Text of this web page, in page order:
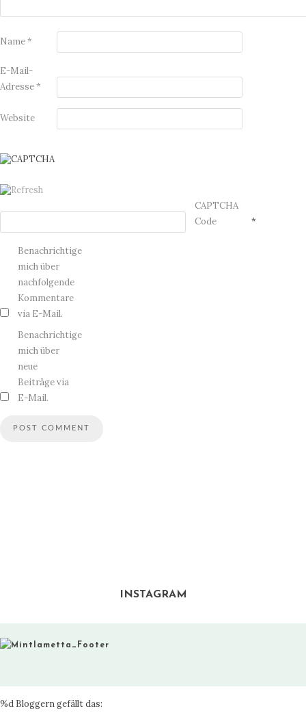
Name*
E-Mail-
Adresse*
Website
CAPTCHA
Code
*
Benachrichtige
mich über
nachfolgende
Kommentare
via E-Mail.
Benachrichtige
mich über
neue
Beiträge via
E-Mail.
INSTAGRAM
%d Bloggern gefällt das: